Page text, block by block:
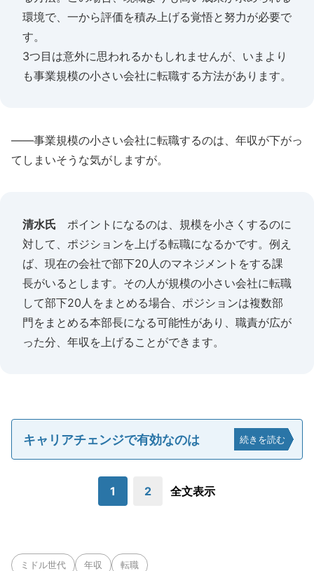
環境で、一から評価を積み上げる覚悟と努力が必要で
す。
3つ目は意外に思われるかもしれませんが、いまより
も事業規模の小さい会社に転職する方法があります。
――事業規模の小さい会社に転職するのは、年収が下がっ
てしまいそうな気がしますが。
清水氏 ポイントになるのは、規模を小さくするのに
対して、ポジションを上げる転職になるかです。例え
ば、現在の会社で部下20人のマネジメントをする課
長がいるとします。その人が規模の小さい会社に転職
して部下20人をまとめる場合、ポジションは複数部
門をまとめる本部長になる可能性があり、職責が広が
った分、年収を上げることができます。
キャリアチェンジで有効なのは 続きを読む
1 2 全文表示
ミドル世代 年収 転職